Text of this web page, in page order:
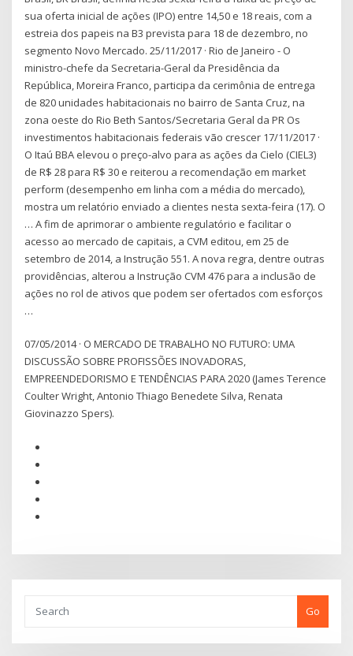
sua oferta inicial de ações (IPO) entre 14,50 e 18 reais, com a
estreia dos papeis na B3 prevista para 18 de dezembro, no
segmento Novo Mercado. 25/11/2017 · Rio de Janeiro - O
ministro-chefe da Secretaria-Geral da Presidência da
República, Moreira Franco, participa da cerimônia de entrega
de 820 unidades habitacionais no bairro de Santa Cruz, na
zona oeste do Rio Beth Santos/Secretaria Geral da PR Os
investimentos habitacionais federais vão crescer 17/11/2017 ·
O Itaú BBA elevou o preço-alvo para as ações da Cielo (CIEL3)
de R$ 28 para R$ 30 e reiterou a recomendação em market
perform (desempenho em linha com a média do mercado),
mostra um relatório enviado a clientes nesta sexta-feira (17). O
… A fim de aprimorar o ambiente regulatório e facilitar o
acesso ao mercado de capitais, a CVM editou, em 25 de
setembro de 2014, a Instrução 551. A nova regra, dentre outras
providências, alterou a Instrução CVM 476 para a inclusão de
ações no rol de ativos que podem ser ofertados com esforços
…
07/05/2014 · O MERCADO DE TRABALHO NO FUTURO: UMA
DISCUSSÃO SOBRE PROFISSÕES INOVADORAS,
EMPREENDEDORISMO E TENDÊNCIAS PARA 2020 (James Terence
Coulter Wright, Antonio Thiago Benedete Silva, Renata
Giovinazzo Spers).
Go